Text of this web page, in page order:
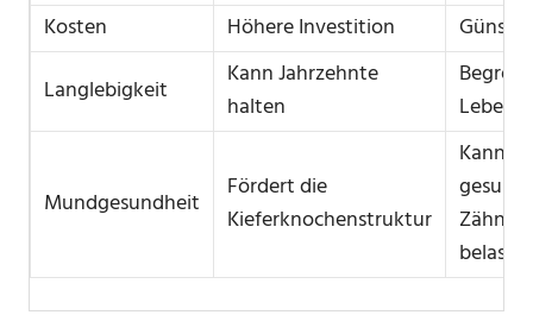
Kosten
Höhere Investition
Langlebigkeit
Kann Jahrzehnte
halten
Mundgesundheit
Fördert die
Kieferknochenstruktur
Kann
Zähne